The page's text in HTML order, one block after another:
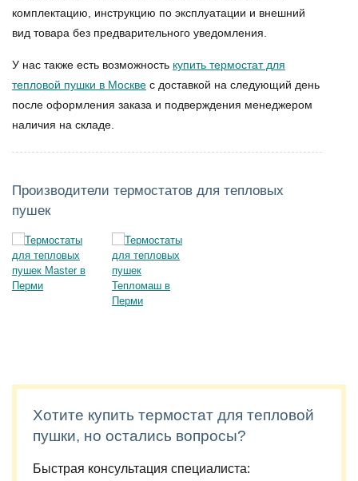
комплектацию, инструкцию по эксплуатации и внешний
вид товара без предварительного уведомления.
У нас также есть возможность купить термостат для
тепловой пушки в Москве с доставкой на следующий день
после оформления заказа и подверждения менеджером
наличия на складе.
Производители термостатов для тепловых
пушек
Хотите купить термостат для тепловой
пушки, но остались вопросы?
Быстрая консультация специалиста: